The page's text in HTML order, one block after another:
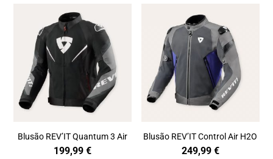
Blusão REV’IT Quantum 3 Air
199,99€
Blusão REV’IT Control Air H2O
249,99 €